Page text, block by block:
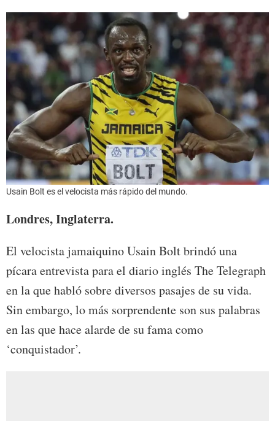
Usain Bolt es el velocista más rápido del mundo.
Londres, Inglaterra.
El velocista jamaiquino Usain Bolt brindó una
pícara entrevista para el diario inglés The Telegraph
en la que habló sobre diversos pasajes de su vida.
Sin embargo, lo más sorprendente son sus palabras
en las que hace alarde de su fama como
‘conquistador’.